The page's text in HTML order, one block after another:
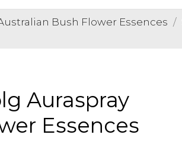
Australian Bush Flower Essences
Auraspray
Essences